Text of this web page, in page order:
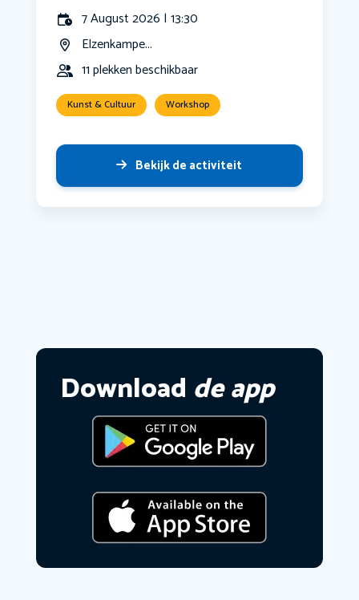
7 August 2026 | 13:30
Elzenkampe...
11 plekken beschikbaar
Kunst & Cultuur Workshop
Bekijk de activiteit
Download de app